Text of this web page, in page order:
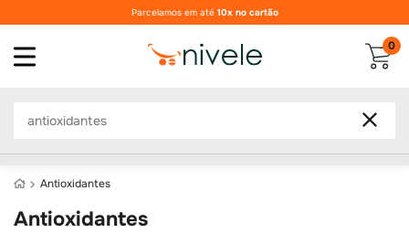
Parcelamos em até 10x no cartão
0
antioxidantes
antioxidantes